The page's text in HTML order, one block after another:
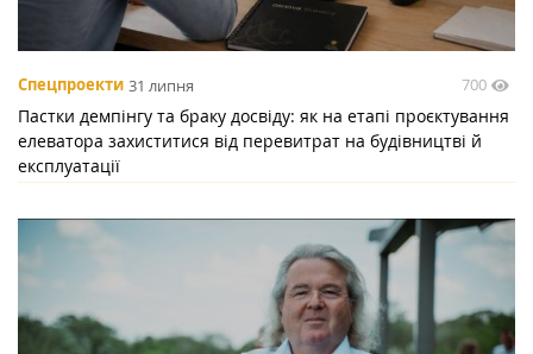
Спецпроекти 31 липня 700
Пастки демпінгу та браку досвіду: як на етапі проєктування
елеватора захиститися від перевитрат на будівництві й
експлуатації